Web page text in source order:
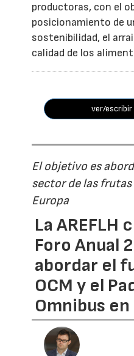
productoras, con el
posicionamiento de
sostenibilidad, el
calidad de los
ver/
El objetivo es
sector de las
Europa
La AREFLH
Foro Anual
abordar el
OCM y el
Omnibus